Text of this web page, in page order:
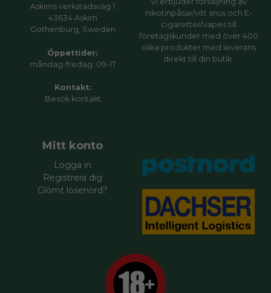
Askims verkstadsväg 1
43634 Askim
Gothenburg, Sweden
Öppettider:
måndag-fredag: 09-17
Kontakt:
Besök kontakt
nikotinpåsar/vitt snus och E-
cigaretter/vapes till
företagskunder med över 400
olika produkter med leverans
direkt till din butik.
Mitt konto
Logga in
Registrera dig
Glömt lösenord?